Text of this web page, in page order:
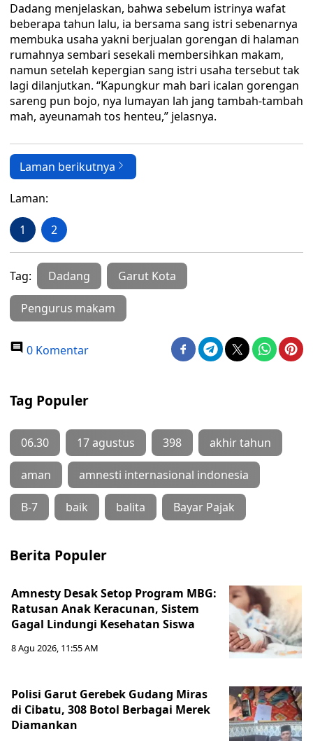
Dadang menjelaskan, bahwa sebelum istrinya wafat
beberapa tahun lalu, ia bersama sang istri sebenarnya
membuka usaha yakni berjualan gorengan di halaman
rumahnya sembari sesekali membersihkan makam,
namun setelah kepergian sang istri usaha tersebut tak
lagi dilanjutkan. “Kapungkur mah bari icalan gorengan
sareng pun bojo, nya lumayan lah jang tambah-tambah
mah, ayeunamah tos henteu,” jelasnya.
Laman berikutnya
Laman:
1 2
Tag: Dadang Garut Kota
Pengurus makam
0 Komentar
Tag Populer
06.30 17 agustus 398 akhir tahun
aman amnesti internasional indonesia
B-7 baik balita Bayar Pajak
Berita Populer
Amnesty Desak Setop Program MBG:
Ratusan Anak Keracunan, Sistem
Gagal Lindungi Kesehatan Siswa
8 Agu 2026, 11:55 AM
Polisi Garut Gerebek Gudang Miras
di Cibatu, 308 Botol Berbagai Merek
Diamankan